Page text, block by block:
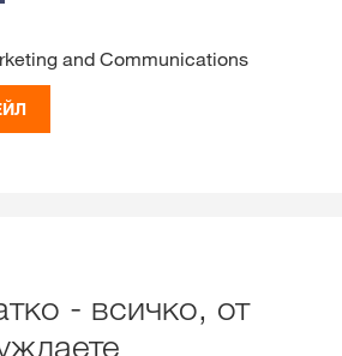
and Communications
- всичко, от